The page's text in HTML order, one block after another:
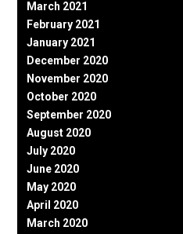
March 2021
February 2021
January 2021
December 2020
November 2020
October 2020
September 2020
August 2020
July 2020
June 2020
May 2020
April 2020
March 2020